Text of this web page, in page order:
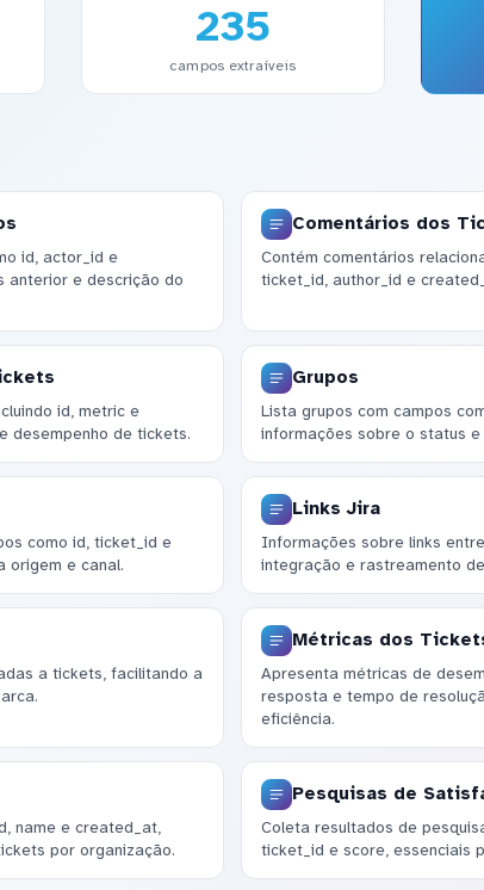
235
campos extraíveis
id, actor_id e
anterior e descrição do
Comentários dos
Contém comentários
ticket_id, author_id e
id, metric e
desempenho de tickets.
Grupos
Lista grupos com campos
informações sobre o status
como id, ticket_id e
origem e canal.
Links Jira
Informações sobre links
integração e rastreamento
a tickets, facilitando a
Métricas dos
Apresenta métricas de
resposta e tempo de
eficiência.
name e created_at,
por organização.
Pesquisas de
Coleta resultados de
ticket_id e score, essenciais